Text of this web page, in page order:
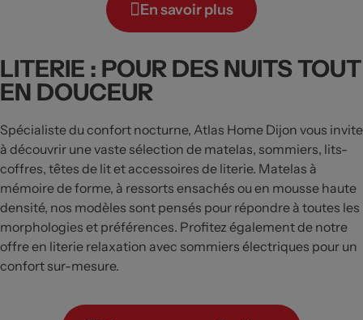
En savoir plus
LITERIE : POUR DES NUITS TOUT
EN DOUCEUR
Spécialiste du confort nocturne, Atlas Home Dijon vous invite
à découvrir une vaste sélection de matelas, sommiers, lits-
coffres, têtes de lit et accessoires de literie. Matelas à
mémoire de forme, à ressorts ensachés ou en mousse haute
densité, nos modèles sont pensés pour répondre à toutes les
morphologies et préférences. Profitez également de notre
offre en literie relaxation avec sommiers électriques pour un
confort sur-mesure.